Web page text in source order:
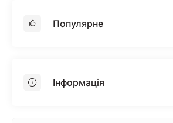
Популярне
ПінопластІнформація